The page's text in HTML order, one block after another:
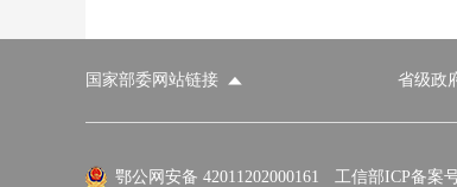
国家部委网站链接 省级政
国家部委网站 省级政府网站
外交部 国
鄂公网安备 42011202000161 工信部ICP备案